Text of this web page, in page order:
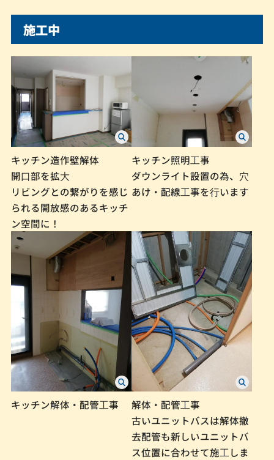
施工中
キッチン造作壁解体
開⼝部を拡⼤
リビングとの繋がりを感じ
られる開放感のあるキッチ
ン空間に！
キッチン照明⼯事
ダウンライト設置の為、⽳
あけ・配線⼯事を⾏います
キッチン解体・配管⼯事
解体・配管⼯事
古いユニットバスは解体撤
去配管も新しいユニットバ
ス位置に合わせて施⼯しま